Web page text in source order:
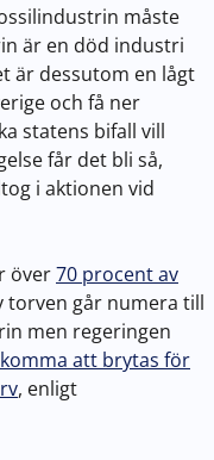
måste
är en död industri
är dessutom en lågt
och få ner
statens bifall vill
får det bli så,
i aktionen vid
över70 procent av
torven går numera till
men regeringen
att brytas för
, enligt